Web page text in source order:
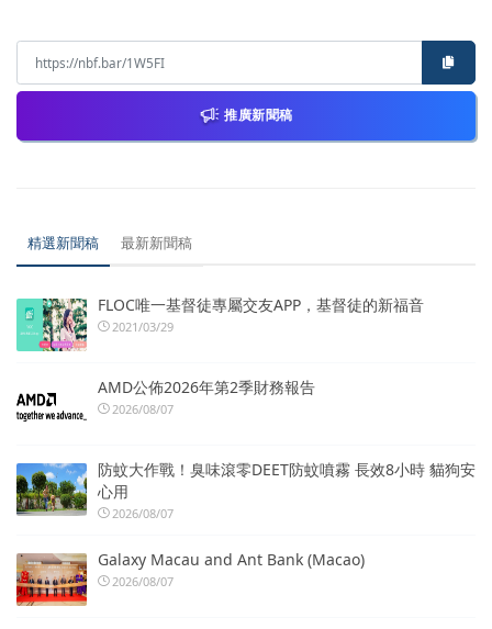
推廣新聞稿
精選新聞稿 最新新聞稿
FLOC唯一基督徒專屬交友APP，基督徒的新福音
2021/03/29
AMD公佈2026年第2季財務報告
2026/08/07
防蚊大作戰！臭味滾零DEET防蚊噴霧 長效8小時 貓狗安
心用
2026/08/07
Galaxy Macau and Ant Bank (Macao)
2026/08/07